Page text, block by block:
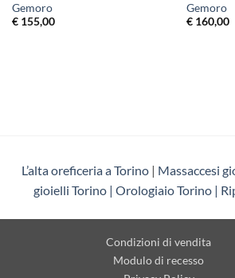
Gemoro
€155,00
Gemoro
€160,00
L’alta oreficeria a Torino | Massaccesi
gioielli Torino | Orologiaio Torino|
Condizioni di vendita
Modulo di recesso